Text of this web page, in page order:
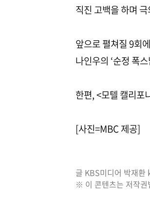
직진 고백을 하며
앞으로 펼쳐질 9회
나인우의 ‘순정 폭
한편, <모텔 캘리포
[사진=MBC 제공]
글 KBS미디어 박재
※ 이 콘텐츠는 저작권